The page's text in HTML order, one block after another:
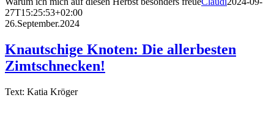
27T15:25:53+02:00
26.September.2024
Knautschige Knoten: Die allerbesten
Zimtschnecken!
Text: Katia Kröger